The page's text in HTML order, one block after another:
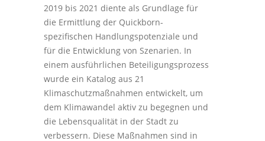
2019 bis 2021 diente als Grundlage für
die Ermittlung der Quickborn-
spezifischen Handlungspotenziale und
für die Entwicklung von Szenarien. In
einem ausführlichen Beteiligungsprozess
wurde ein Katalog aus 21
Klimaschutzmaßnahmen entwickelt, um
dem Klimawandel aktiv zu begegnen und
die Lebensqualität in der Stadt zu
verbessern. Diese Maßnahmen sind in